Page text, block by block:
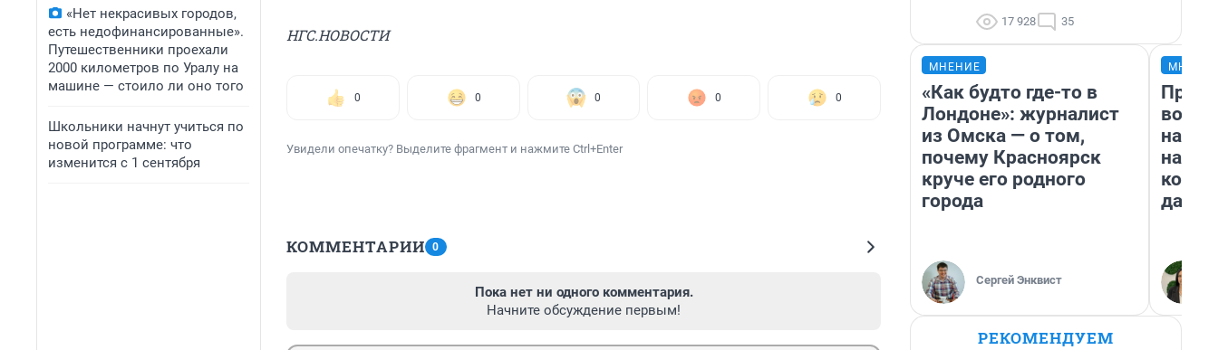
«Нет некрасивых городов,
есть недофинансированные».
Путешественники проехали
2000 километров по Уралу на
машине — стоило ли оно того
Школьники начнут учиться по
новой программе: что
изменится с 1 сентября
НГС.НОВОСТИ
0 0 0 0 0
Увидели опечатку? Выделите фрагмент и нажмите Ctrl+Enter
КОММЕНТАРИИ 0
Пока нет ни одного комментария.
Начните обсуждение первым!
17 928 35
МНЕНИЕ
«Как будто где-то в
Лондоне»: журналист
из Омска — о том,
почему Красноярск
круче его родного
города
Сергей Энквист
нам
даже
РЕКОМЕНДУЕМ